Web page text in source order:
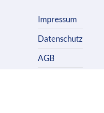
Impressum
Datenschutz
AGB